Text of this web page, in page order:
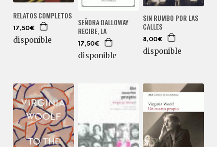
RELATOS COMPLETOS
17,50€
disponible
SEÑORA DALLOWAY
RECIBE, LA
17,50€
disponible
SIN RUMBO POR LAS
CALLES
8,00€
disponible